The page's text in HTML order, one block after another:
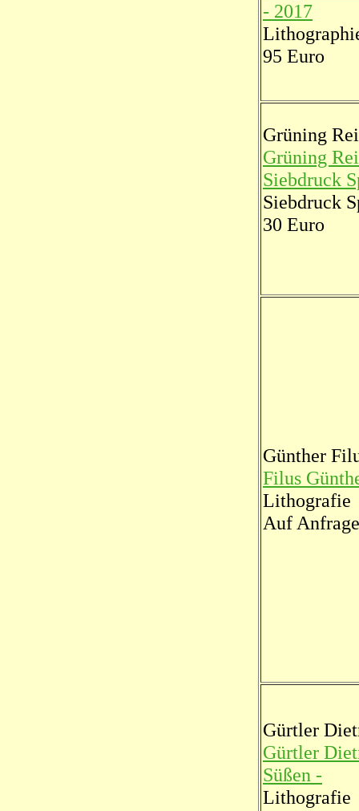
- 2017
95 Euro
Grüning
Grüning
Siebdruck
Siebdruck
30 Euro
Günther
Filus
Lithografie
Auf Anfrage
Gürtler
Gürtler
Süßen -
Lithografie